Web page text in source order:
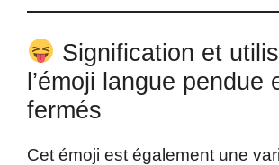
Signification et
l’émoji langue pendue
fermés
Cet émoji est également une